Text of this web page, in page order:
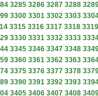
3285 3286 3287 3288
3300 3301 3302 3303
3315 3316 3317 3318 3319
3330 3331 3332 3333
3345 3346 3347 3348
3360 3361 3362 3363
3375 3376 3377 3378
3390 3391 3392 3393
3405 3406 3407 3408